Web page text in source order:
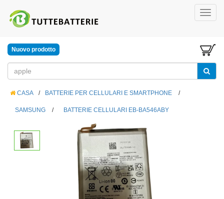
Nuovo prodotto
CASA / BATTERIE PER CELLULARI E SMARTPHONE /
SAMSUNG / BATTERIE CELLULARI EB-BA546ABY